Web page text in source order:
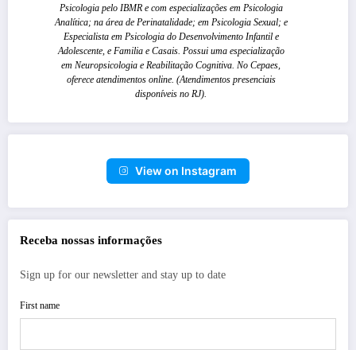
Psicologia pelo IBMR e com especializações em Psicologia
Analítica; na área de Perinatalidade; em Psicologia Sexual; e
Especialista em Psicologia do Desenvolvimento Infantil e
Adolescente, e Familia e Casais. Possui uma especialização
em Neuropsicologia e Reabilitação Cognitiva. No Cepaes,
oferece atendimentos online. (Atendimentos presenciais
disponíveis no RJ).
View on Instagram
Receba nossas informações
Sign up for our newsletter and stay up to date
First name